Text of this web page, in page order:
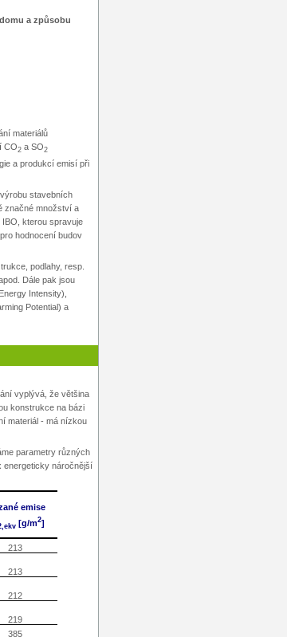
a způsobu
materiálů
CO2 a SO2
a produkcí emisí při
stavebních
značné množství a
kterou spravuje
hodnocení budov
podlahy, resp.
Dále pak jsou
Intensity),
Potential) a
vyplývá, že většina
konstrukce na bázi
materiál - má nízkou
parametry různých
energeticky náročnější
emise
[g/m2]
213
213
212
219
385